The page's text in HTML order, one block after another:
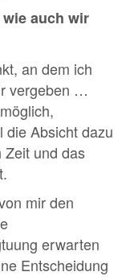
auch wir
an dem ich
vergeben …
die Absicht dazu
Zeit und das
mir den
erwarten
Entscheidung